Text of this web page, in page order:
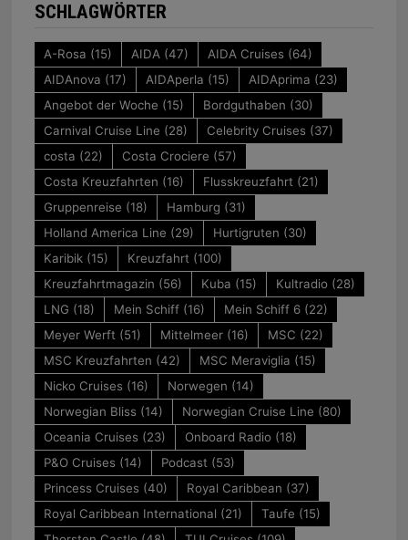
SCHLAGWÖRTER
A-Rosa (15) AIDA(47) AIDA Cruises (64)
AIDAnova (17) AIDAperla (15) AIDAprima (23)
Angebot der Woche (15) Bordguthaben (30)
Carnival Cruise Line (28) Celebrity Cruises (37)
costa (22) Costa Crociere (57)
Costa Kreuzfahrten (16) Flusskreuzfahrt(21)
Gruppenreise (18) Hamburg (31)
Holland America Line (29) Hurtigruten (30)
Karibik(15) Kreuzfahrt(100)
Kreuzfahrtmagazin (56) Kuba (15) Kultradio(28)
LNG (18) Mein Schiff(16) Mein Schiff 6(22)
Meyer Werft(51) Mittelmeer(16) MSC (22)
MSC Kreuzfahrten (42) MSC Meraviglia (15)
Nicko Cruises (16) Norwegen (14)
Norwegian Bliss (14) Norwegian Cruise Line (80)
Oceania Cruises (23) Onboard Radio(18)
P&O Cruises (14) Podcast(53)
Princess Cruises (40) Royal Caribbean (37)
Royal Caribbean International (21) Taufe (15)